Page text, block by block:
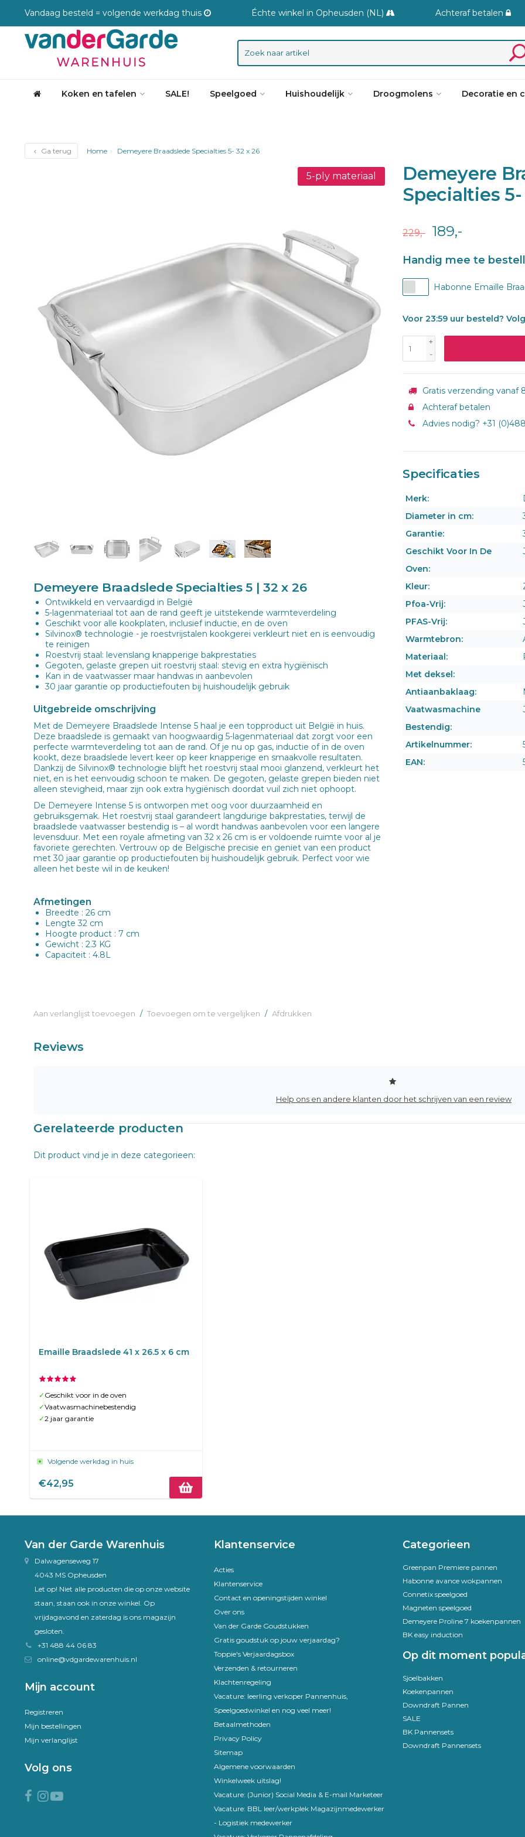
Vandaag besteld = volgende werkdag thuis Échte winkel in Opheusden (NL) Achteraf betalen
Koken en tafelen SALE! Speelgoed Huishoudelijk Droogmolens Decoratie en
Ga terug Home Demeyere Braadslede Specialties 5- 32 x 26
5-ply materiaal
Demeyere Braadslede Specialties 5 | 32 x 26
Ontwikkeld en vervaardigd in België
5-lagenmateriaal tot aan de rand geeft je uitstekende warmteverdeling
Geschikt voor alle kookplaten, inclusief inductie, en de oven
Silvinox® technologie - je roestvrijstalen kookgerei verkleurt niet en is eenvoudig
te reinigen
Roestvrij staal: levenslang knapperige bakprestaties
Gegoten, gelaste grepen uit roestvrij staal: stevig en extra hygiënisch
Kan in de vaatwasser maar handwas in aanbevolen
30 jaar garantie op productiefouten bij huishoudelijk gebruik
Uitgebreide omschrijving
Met de Demeyere Braadslede Intense 5 haal je een topproduct uit België in huis.
Deze braadslede is gemaakt van hoogwaardig 5-lagenmateriaal dat zorgt voor een
perfecte warmteverdeling tot aan de rand. Of je nu op gas, inductie of in de oven
kookt, deze braadslede levert keer op keer knapperige en smaakvolle resultaten.
Dankzij de Silvinox® technologie blijft het roestvrij staal mooi glanzend, verkleurt het
niet, en is het eenvoudig schoon te maken. De gegoten, gelaste grepen bieden niet
alleen stevigheid, maar zijn ook extra hygiënisch doordat vuil zich niet ophoopt.
De Demeyere Intense 5 is ontworpen met oog voor duurzaamheid en
gebruiksgemak. Het roestvrij staal garandeert langdurige bakprestaties, terwijl de
braadslede vaatwasser bestendig is – al wordt handwas aanbevolen voor een langere
levensduur. Met een royale afmeting van 32 x 26 cm is er voldoende ruimte voor al je
favoriete gerechten. Vertrouw op de Belgische precisie en geniet van een product
met 30 jaar garantie op productiefouten bij huishoudelijk gebruik. Perfect voor wie
alleen het beste wil in de keuken!
Afmetingen
Breedte : 26 cm
Lengte 32 cm
Hoogte product : 7 cm
Gewicht : 2.3 KG
Capaciteit : 4.8L
Aan verlanglijst toevoegen / Toevoegen om te vergelijken / Afdrukken
Demeyere
Specialties 5-
229,- 189,-
Handig mee te
Habonne Emaille
Voor 23:59 uur besteld?
+
-
Gratis verzending vanaf
Achteraf betalen
Advies nodig? +31
Specificaties
Merk:
Diameter in cm:
Garantie:
Geschikt Voor In De
Oven:
Kleur:
Pfoa-Vrij:
PFAS-Vrij:
Warmtebron:
Materiaal:
Met deksel:
Antiaanbaklaag:
Vaatwasmachine
Bestendig:
Artikelnummer:
EAN:
Reviews
Help ons en andere klanten door het schrijven van een review
Gerelateerde producten
Dit product vind je in deze categorieen:
Emaille Braadslede 41 x 26.5 x 6 cm
✓ Geschikt voor in de oven
✓Vaatwasmachinebestendig
✓2 jaar garantie
Volgende werkdag in huis
€42,95
Van der Garde Warenhuis
Dalwagenseweg 17
4043 MS Opheusden
Let op! Niet alle producten die op onze website
staan, staan ook in onze winkel. Op
vrijdagavond en zaterdag is ons magazijn
gesloten.
+31 488 44 06 83
online@vdgardewarenhuis.nl
Mijn account
Registreren
Mijn bestellingen
Mijn verlanglijst
Volg ons
Klantenservice
Acties
Klantenservice
Contact en openingstijden winkel
Over ons
Van der Garde Goudstukken
Gratis goudstuk op jouw verjaardag?
Toppie's Verjaardagsbox
Verzenden & retourneren
Klachtenregeling
Vacature: leerling verkoper Pannenhuis,
Speelgoedwinkel en nog veel meer!
Betaalmethoden
Privacy Policy
Sitemap
Algemene voorwaarden
Winkelweek uitslag!
Vacature: (Junior) Social Media & E-mail Marketeer
Vacature: BBL leer/werkplek Magazijnmedewerker
- Logistiek medewerker
Categorieen
Greenpan Premiere pannen
Habonne avance wokpannen
Connetix speelgoed
Magneten speelgoed
Demeyere Proline 7 koekenpannen
BK easy induction
Op dit moment
Sjoelbakken
Koekenpannen
Downdraft Pannen
SALE
BK Pannensets
Downdraft Pannensets